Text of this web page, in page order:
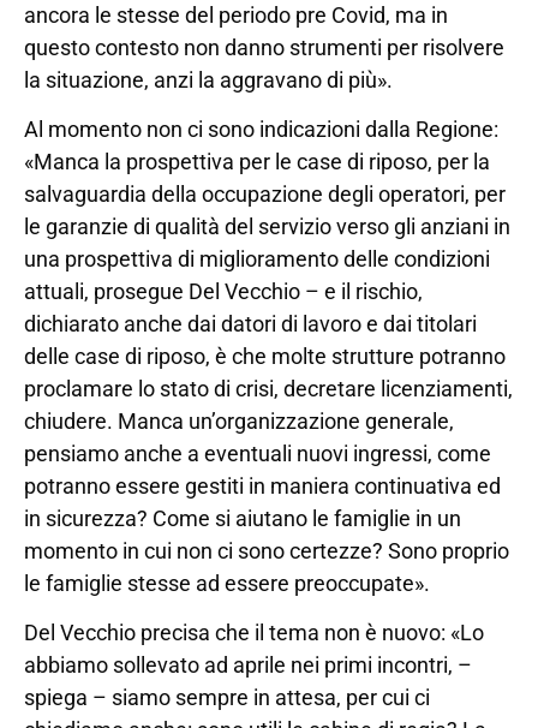
ancora le stesse del periodo pre Covid, ma in
questo contesto non danno strumenti per risolvere
la situazione, anzi la aggravano di più».
Al momento non ci sono indicazioni dalla Regione:
«Manca la prospettiva per le case di riposo, per la
salvaguardia della occupazione degli operatori, per
le garanzie di qualità del servizio verso gli anziani in
una prospettiva di miglioramento delle condizioni
attuali, prosegue Del Vecchio – e il rischio,
dichiarato anche dai datori di lavoro e dai titolari
delle case di riposo, è che molte strutture potranno
proclamare lo stato di crisi, decretare licenziamenti,
chiudere. Manca un’organizzazione generale,
pensiamo anche a eventuali nuovi ingressi, come
potranno essere gestiti in maniera continuativa ed
in sicurezza? Come si aiutano le famiglie in un
momento in cui non ci sono certezze? Sono proprio
le famiglie stesse ad essere preoccupate».
Del Vecchio precisa che il tema non è nuovo: «Lo
abbiamo sollevato ad aprile nei primi incontri, –
spiega – siamo sempre in attesa, per cui ci